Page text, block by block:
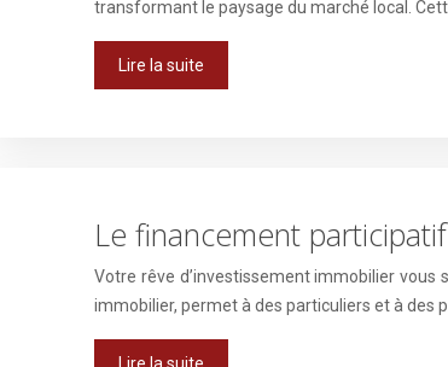
transformant le paysage du marché local.
Lire la suite
Le financement
Votre rêve d’investissement immobilier
immobilier, permet à des particuliers et à des